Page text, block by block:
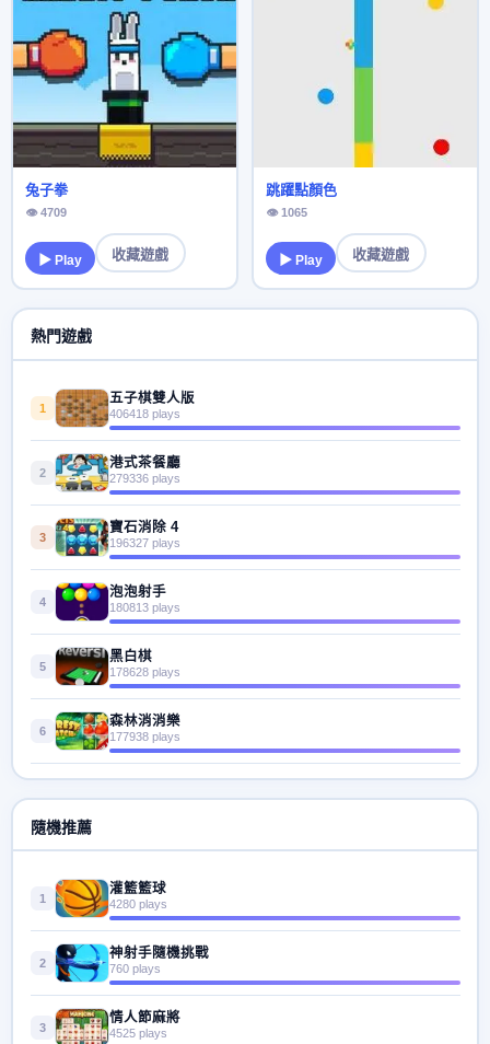
兔子拳
👁 4709
▶ Play 收藏遊戲
跳躍點顏色
👁 1065
▶ Play 收藏遊戲
熱門遊戲
1
五子棋雙人版
406418 plays
2
港式茶餐廳
279336 plays
3
寶石消除 4
196327 plays
4
泡泡射手
180813 plays
5
黑白棋
178628 plays
6
森林消消樂
177938 plays
隨機推薦
1
灌籃籃球
4280 plays
2
神射手隨機挑戰
760 plays
3
情人節麻將
4525 plays